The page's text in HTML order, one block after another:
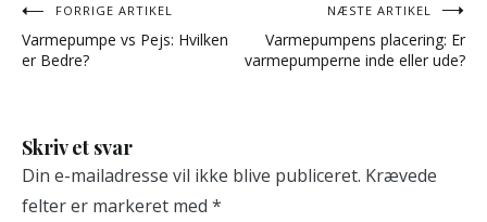
Indlægsnavigation
FORRIGE ARTIKEL
Varmepumpe vs Pejs: Hvilken
er Bedre?
NÆSTE ARTIKEL
Varmepumpens placering: Er
varmepumperne inde eller ude?
Skriv et svar
Din e-mailadresse vil ikke blive publiceret. Krævede
felter er markeret med *